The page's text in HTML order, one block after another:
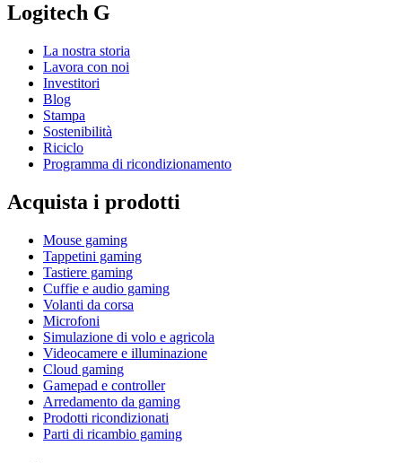
Logitech G
La nostra storia
Lavora con noi
Investitori
Blog
Stampa
Sostenibilità
Riciclo
Programma di ricondizionamento
Acquista i prodotti
Mouse gaming
Tappetini gaming
Tastiere gaming
Cuffie e audio gaming
Volanti da corsa
Microfoni
Simulazione di volo e agricola
Videocamere e illuminazione
Cloud gaming
Gamepad e controller
Arredamento da gaming
Prodotti ricondizionati
Parti di ricambio gaming